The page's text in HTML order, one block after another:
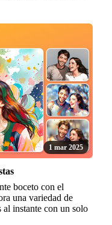
1 mar 2025
boceto con el
una variedad de
al instante con un solo